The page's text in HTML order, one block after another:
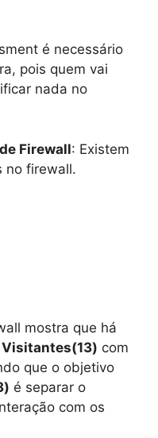
é necessário
pois quem vai
nada no
Firewall: Existem
no firewall.
mostra que há
Visitantes(13) com
que o objetivo
é separar o
com os